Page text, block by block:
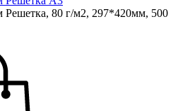
Решетка, 80 г/м2, 297*420мм, 500